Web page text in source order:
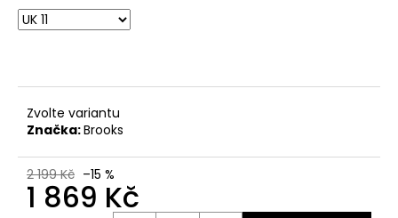
Zvolte variantu
Značka:Brooks
2 199 Kč –15 %
1 869 Kč
o
p
o
r
u
č